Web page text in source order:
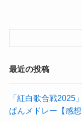
最近の投稿
「紅白歌合戦2025
ぱんメドレー【感想